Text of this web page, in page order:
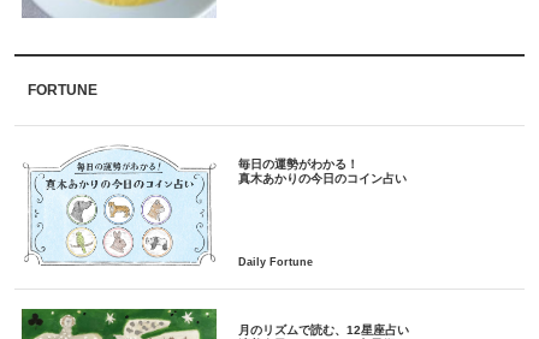
FORTUNE
毎日の運勢がわかる！
月のリズムで読む、12星座占い